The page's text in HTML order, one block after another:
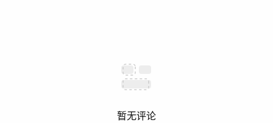
暂无评论